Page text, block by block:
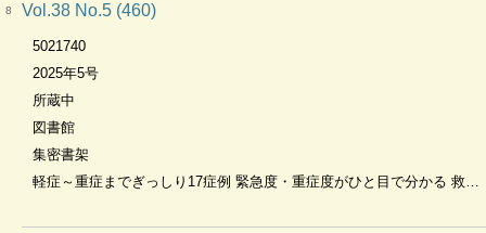
8 Vol.38 No.5 (460)
5021740
2025年5号
所蔵中
図書館
集密書架
軽症～重症までぎっしり17症例 緊急度・重症度がひと目で分かる 救急で知っておくべき外傷まるごとファイル